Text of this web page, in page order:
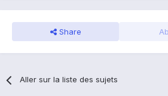
Share
Aller sur la liste des sujets